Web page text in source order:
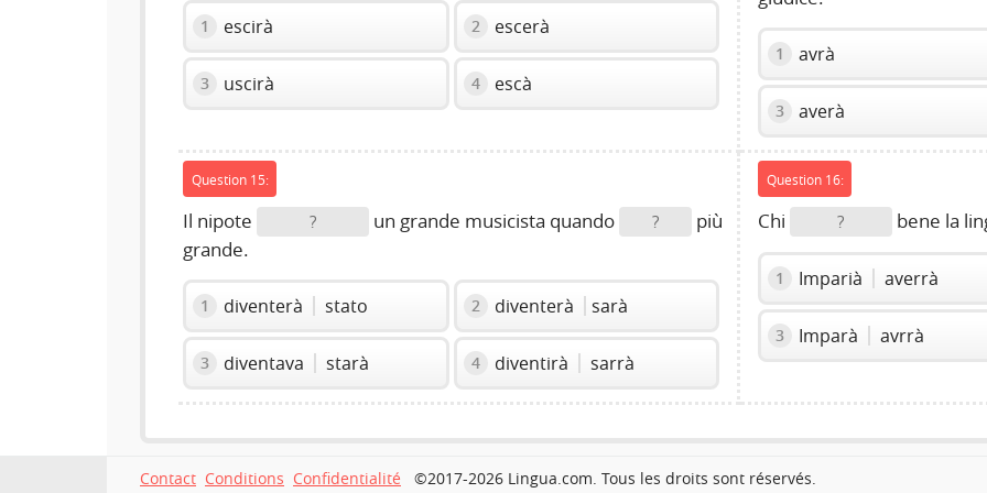
1 escirà 2 escerà
3 uscirà 4 escà
1 avrà
3 averà
Question 15:
Il nipote ? un grande musicista quando ?
più
grande.
1 diventerà stato 2 diventerà sarà
3 diventava starà 4 diventirà sarrà
Question 16:
Chi ? bene la
1 Imparià averrà
3 Imparà avrrà
Contact Conditions Confidentialité ©2017-2026 Lingua.com. Tous les droits sont réservés.